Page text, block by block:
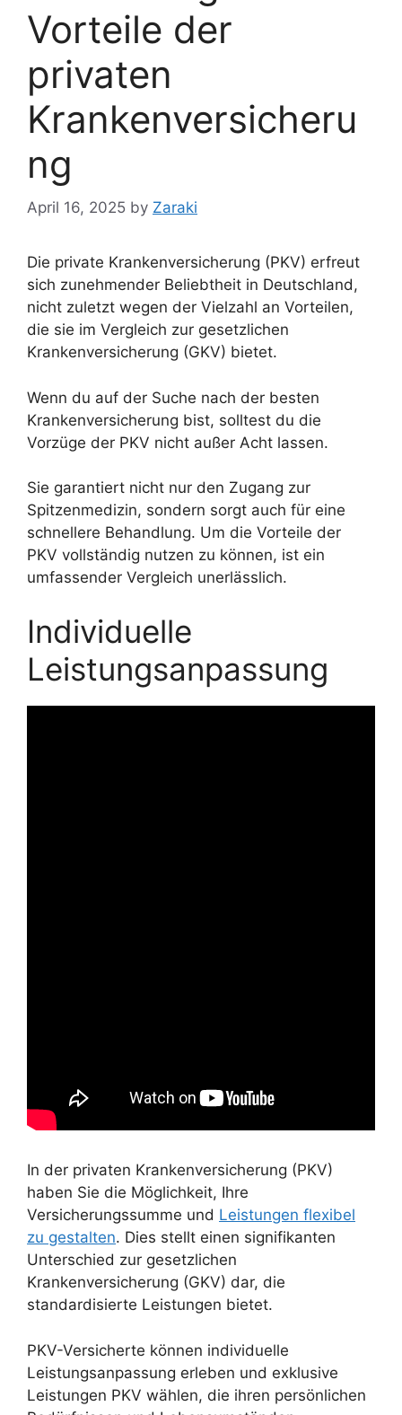
Vorteile der
privaten
Krankenversicheru
ng
April 16, 2025 by Zaraki
Die private Krankenversicherung (PKV) erfreut
sich zunehmender Beliebtheit in Deutschland,
nicht zuletzt wegen der Vielzahl an Vorteilen,
die sie im Vergleich zur gesetzlichen
Krankenversicherung (GKV) bietet.
Wenn du auf der Suche nach der besten
Krankenversicherung bist, solltest du die
Vorzüge der PKV nicht außer Acht lassen.
Sie garantiert nicht nur den Zugang zur
Spitzenmedizin, sondern sorgt auch für eine
schnellere Behandlung. Um die Vorteile der
PKV vollständig nutzen zu können, ist ein
umfassender Vergleich unerlässlich.
Individuelle
Leistungsanpassung
In der privaten Krankenversicherung (PKV)
haben Sie die Möglichkeit, Ihre
Versicherungssumme und Leistungen flexibel
zu gestalten. Dies stellt einen signifikanten
Unterschied zur gesetzlichen
Krankenversicherung (GKV) dar, die
standardisierte Leistungen bietet.
PKV-Versicherte können individuelle
Leistungsanpassung erleben und exklusive
Leistungen PKV wählen, die ihren persönlichen